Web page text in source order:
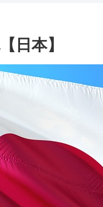
日本】